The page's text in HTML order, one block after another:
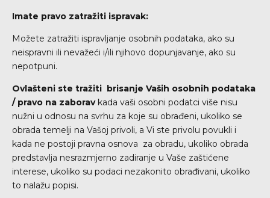
Imate pravo zatražiti ispravak:
Možete zatražiti ispravljanje osobnih podataka, ako su
neispravni ili nevažeći i/ili njihovo dopunjavanje, ako su
nepotpuni.
Ovlašteni ste tražiti brisanje Vaših osobnih podataka
/ pravo na zaboravkada vaši osobni podatci više nisu
nužni u odnosu na svrhu za koje su obrađeni, ukoliko se
obrada temelji na Vašoj privoli, a Vi ste privolu povukli i
kada ne postoji pravna osnova za obradu, ukoliko obrada
predstavlja nesrazmjerno zadiranje u Vaše zaštićene
interese, ukoliko su podaci nezakonito obrađivani, ukoliko
to nalažu popisi.